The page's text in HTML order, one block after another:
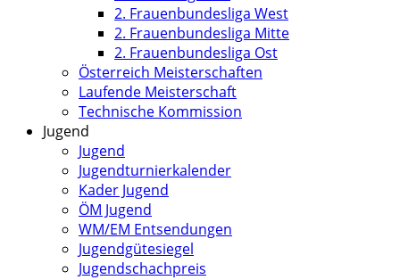
2. Frauenbundesliga West
2. Frauenbundesliga Mitte
2. Frauenbundesliga Ost
Österreich Meisterschaften
Laufende Meisterschaft
Technische Kommission
Jugend
Jugend
Jugendturnierkalender
Kader Jugend
ÖM Jugend
WM/EM Entsendungen
Jugendgütesiegel
Jugendschachpreis